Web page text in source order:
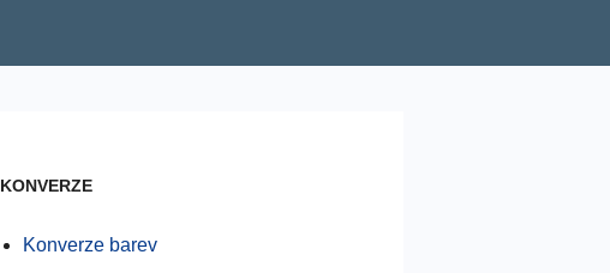
KONVERZE
Konverze barev